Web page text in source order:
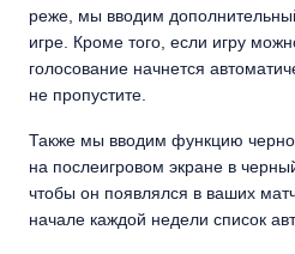
реже, мы вводим
игре. Кроме того, если игру
голосование начнется
не пропустите.
Также мы вводим функцию
на послеигровом экране в
чтобы он появлялся в ваших
начале каждой недели список